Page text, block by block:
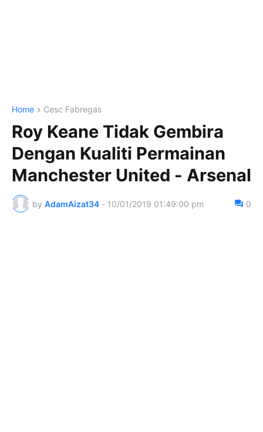
Home Cesc Fabregas
Roy Keane Tidak Gembira
Dengan Kualiti Permainan
Manchester United - Arsenal
by AdamAizat34 - 10/01/2019 01:49:00 pm 0